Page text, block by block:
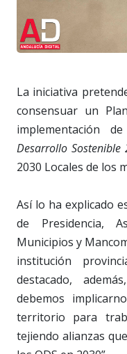
La iniciativa
consensuar un
implementación
Desarrollo Sostenible
2030 Locales de los
Así lo ha explicado
de Presidencia,
Municipios y
institución
destacado,
debemos
territorio para
tejiendo alianzas